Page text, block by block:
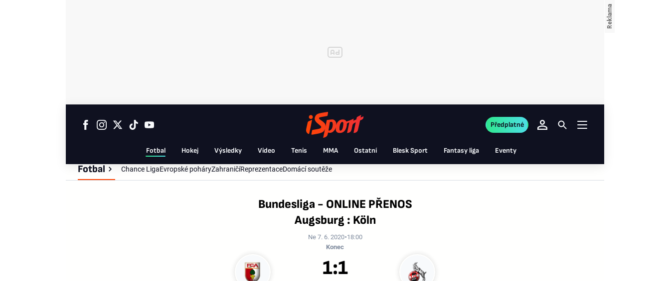
Fotbal Hokej Výsledky Video Tenis MMA Ostatní Blesk Sport Fantasy liga Eventy
Předplatné
Fotbal Chance LigaEvropské poháryZahraničíReprezentaceDomácí soutěže
Bundesliga - ONLINE PŘENOS
Augsburg : Köln
Ne 7. 6. 2020 18:00
Konec
1:1